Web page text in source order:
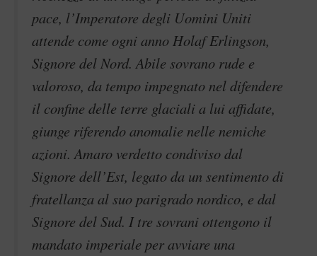
pace, l’Imperatore degli Uomini Uniti
attende come ogni anno Holaf Erlingson,
Signore del Nord. Abile sovrano rude e
valoroso, da tempo impegnato nel difendere
il confine delle terre glaciali a lui affidate,
giunge riferendo anomalie nelle nemiche
azioni. Amaro verdetto condiviso dal
Signore dell’Est, legato da un sentimento di
fratellanza al suo parigrado nordico, e dal
Signore del Sud. I tre sovrani ottengono il
mandato imperiale per avviare una